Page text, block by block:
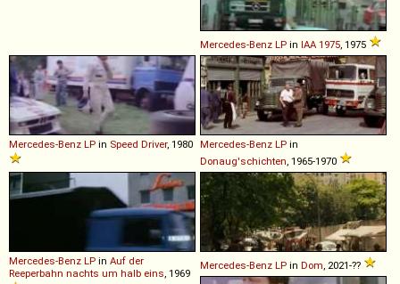
Mercedes-Benz LP in IAA 1975 , 1975
Mercedes-Benz LP in Speed Driver, 1980 Mercedes-Benz LP in
Donaug'schichten , 1965-1970
Mercedes-Benz LP in Auf der
Reeperbahn nachts um halb eins , 1969
Mercedes-Benz LP in Dom , 2021-??